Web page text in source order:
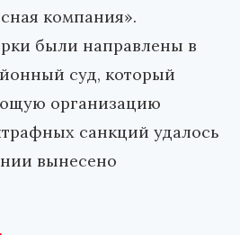
компания».
были направлены в
суд, который
организацию
санкций удалось
вынесено